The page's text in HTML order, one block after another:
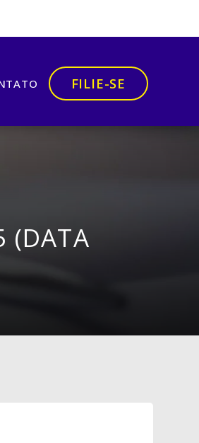
FILIE-SE
(DATA